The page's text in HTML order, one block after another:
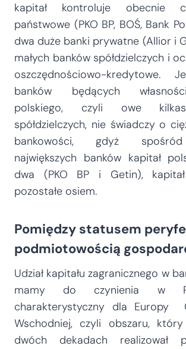
kapitał kontroluje obecnie
państwowe (PKO BP, BOŚ, Bank
dwa duże banki prywatne (Allior i
małych banków spółdzielczych i
oszczędnościowo-kredytowe.
banków będących
polskiego, czyli owe
spółdzielczych, nie świadczy o
bankowości, gdyż
największych banków kapitał
dwa (PKO BP i Getin),
pozostałe osiem.
Pomiędzy statusem
podmiotowością
Udział kapitału zagranicznego w
mamy do czynienia w
charakterystyczny dla
Wschodniej, czyli obszaru,
dwóch dekadach realizował